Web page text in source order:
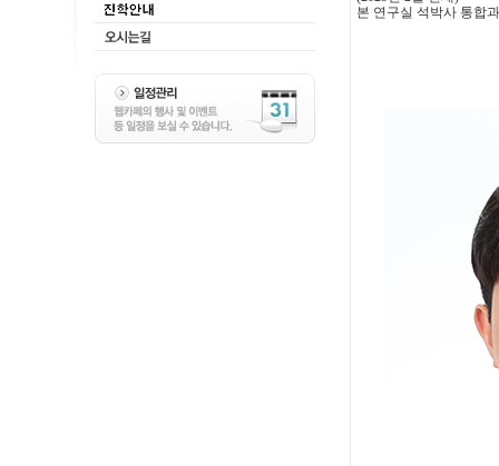
본 연구실 석 박사 통합